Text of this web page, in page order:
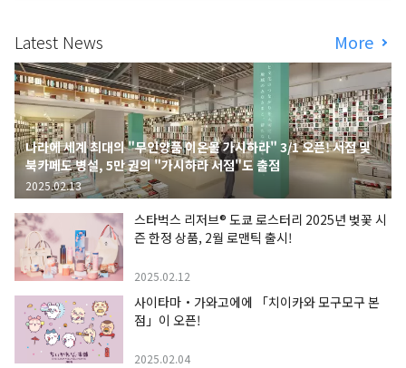
Latest News More
나라에 세계 최대의 "무인양품 이온몰 가시하라" 3/1 오픈! 서점 및
북카페도 병설, 5만 권의 "가시하라 서점"도 출점
2025.02.13
스타벅스 리저브® 도쿄 로스터리 2025년 벚꽃 시
즌 한정 상품, 2월 로맨틱 출시!
2025.02.12
사이타마・가와고에에 「치이카와 모구모구 본
점」이 오픈!
2025.02.04